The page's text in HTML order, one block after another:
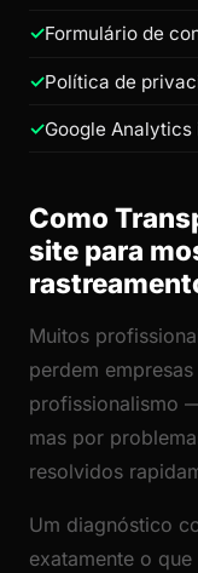
Formulário de
Política de
Google
Como
site para
Muitos
perdem
profissionalismo
mas por
resolvidos
Um diagnóstico
exatamente o